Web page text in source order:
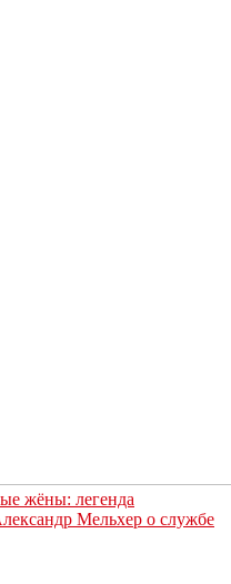
жёны: легенда
Мельхер о службе